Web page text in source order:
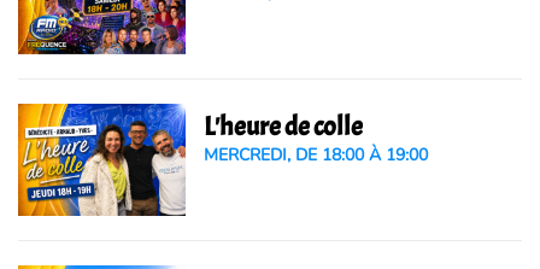
L'heure de colle
MERCREDI, DE 18:00 À 19:00